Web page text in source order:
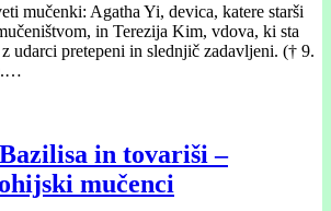
mučenki: Agatha Yi, devica, katere starši
in Terezija Kim, vdova, ki sta
udarci pretepeni in slednjič zadavljeni. († 9.
in tovariši –
mučenci